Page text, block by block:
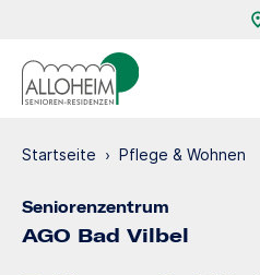
Startseite › Pflege & Wohnen
Seniorenzentrum
AGO Bad Vilbel